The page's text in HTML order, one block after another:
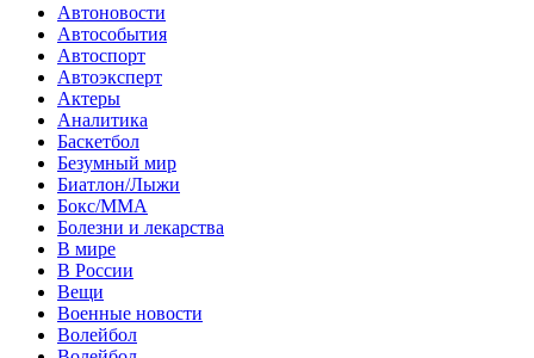
Автоновости
Автособытия
Автоспорт
Автоэксперт
Актеры
Аналитика
Баскетбол
Безумный мир
Биатлон/Лыжи
Бокс/MMA
Болезни и лекарства
В мире
В России
Вещи
Военные новости
Волейбол